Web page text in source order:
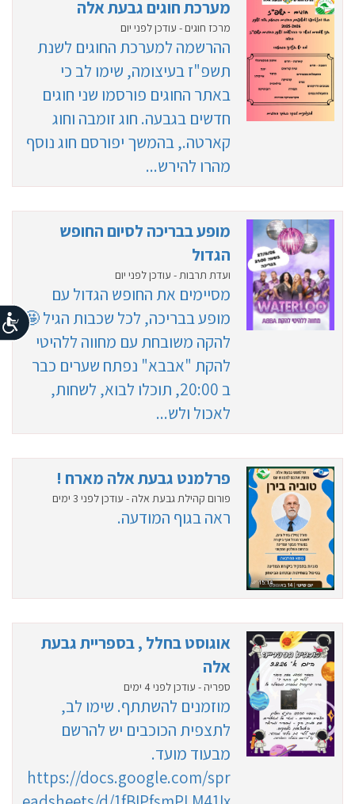
מערכת חוגים גבעת אלה
מרכז חוגים - עודכן לפני יום
ההרשמה למערכת החוגים לשנת
תשפ"ז בעיצומה, שימו לב כי
באתר החוגים פורסמו שני חוגים
חדשים בגבעה. חוג זומבה וחוג
קארטה., בהמשך יפורסם חוג נוסף
מהרו להירש...
מופע בבריכה לסיום החופש
הגדול
ועדת תרבות - עודכן לפני יום
מסיימים את החופש הגדול עם
מופע בבריכה, לכל שכבות הגיל 🤩
להקה משובחת עם מחווה ללהיטי
להקת "אבבא" נפתח שערים כבר
ב 20:00, תוכלו לבוא, לשחות,
לאכול ולש...
פרלמנט גבעת אלה מארח !
פורום קהילת גבעת אלה - עודכן לפני 3 ימים
ראה בגוף המודעה.
אוגוסט בחלל , בספריית גבעת
אלה
ספריה - עודכן לפני 4 ימים
מוזמנים להשתתף. שימו לב,
לתצפית הכוכבים יש להרשם
מבעוד מועד.
https://docs.google.com/spr